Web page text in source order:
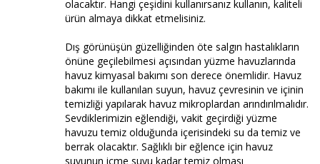
olacaktır. Hangi çeşidini kullanırsanız kullanın, kaliteli
ürün almaya dikkat etmelisiniz.
Dış görünüşün güzelliğinden öte salgın hastalıkların
önüne geçilebilmesi açısından yüzme havuzlarında
havuz kimyasal bakımı son derece önemlidir. Havuz
bakımı ile kullanılan suyun, havuz çevresinin ve içinin
temizliği yapılarak havuz mikroplardan arındırılmalıdır.
Sevdiklerimizin eğlendiği, vakit geçirdiği yüzme
havuzu temiz olduğunda içerisindeki su da temiz ve
berrak olacaktır. Sağlıklı bir eğlence için havuz
suyunun içme suyu kadar temiz olması